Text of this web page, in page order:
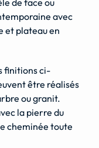
de face ou
avec
et plateau en
finitions ci-
être réalisés
ou granit.
la pierre du
cheminée toute